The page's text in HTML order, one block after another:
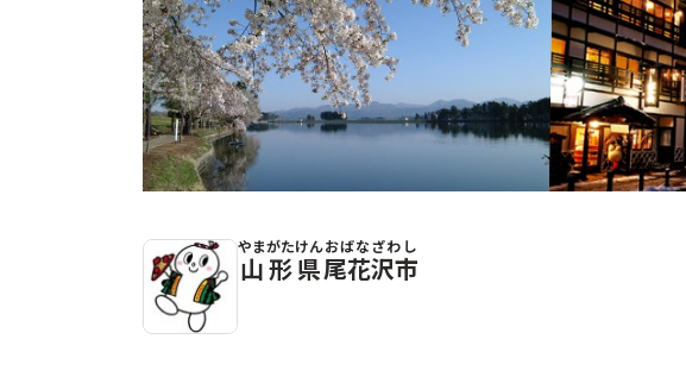
尾花沢市のふるさと納税返礼品一覧
山形県
やまがたけん
尾花沢市
おばなざわし